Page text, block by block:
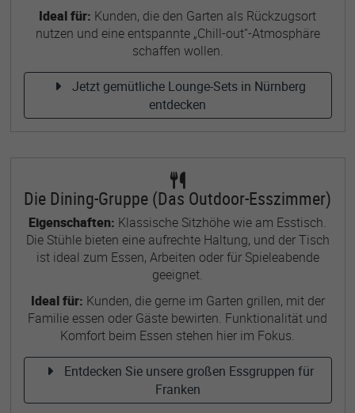
Ideal für: Kunden, die den Garten als Rückzugsort
nutzen und eine entspannte „Chill-out“-Atmosphäre
schaffen wollen.
Jetzt gemütliche Lounge-Sets in Nürnberg
entdecken
Die Dining-Gruppe (Das Outdoor-Esszimmer)
Eigenschaften: Klassische Sitzhöhe wie am Esstisch.
Die Stühle bieten eine aufrechte Haltung, und der Tisch
ist ideal zum Essen, Arbeiten oder für Spieleabende
geeignet.
Ideal für: Kunden, die gerne im Garten grillen, mit der
Familie essen oder Gäste bewirten. Funktionalität und
Komfort beim Essen stehen hier im Fokus.
Entdecken Sie unsere großen Essgruppen für
Franken